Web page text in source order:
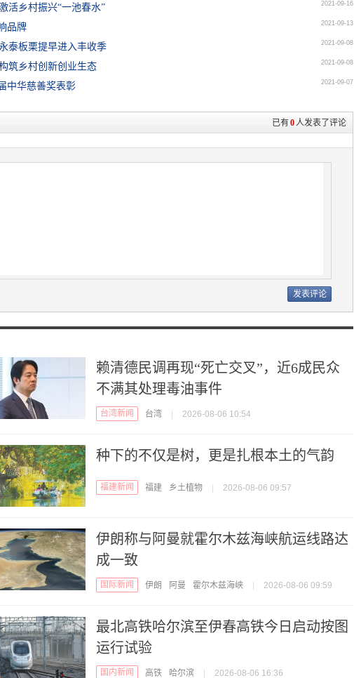
活乡村振兴“一池春水” 2021-09-16
品牌 2021-09-13
泰板栗提早进入丰收季 2021-09-08
筑乡村创新创业生态 2021-09-08
中华慈善奖表彰 2021-09-07
已有0人发表了评论
赖清德民调再现“死亡交叉”，近6成民众
不满其处理毒油事件
台湾新闻 台湾 2026-08-06 10:54
种下的不仅是树，更是扎根本土的气韵
福建新闻 福建 乡土植物 2026-08-06 09:57
伊朗称与阿曼就霍尔木兹海峡航运线路达
成一致
国际新闻 伊朗 阿曼 霍尔木兹海峡 2026-08-06 09:59
最北高铁哈尔滨至伊春高铁今日启动按图
运行试验
国内新闻 高铁 哈尔滨 2026-08-06 16:36